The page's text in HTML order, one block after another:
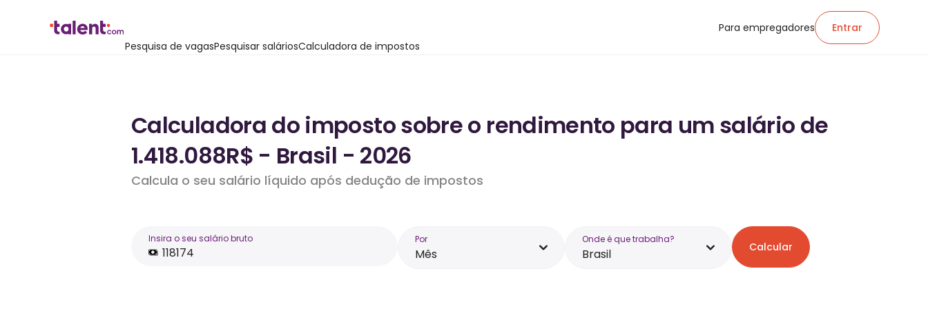
Pesquisa de vagasPesquisar saláriosCalculadora de impostos
Para empregadores Entrar
Calculadora do imposto sobre o rendimento para um salário de
1.418.088R$ - Brasil - 2026
Calcula o seu salário líquido após dedução de impostos
Insira o seu salário bruto Por
Mês
Onde é que trabalha?
Brasil Calcular